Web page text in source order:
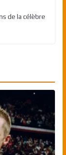
de la célèbre